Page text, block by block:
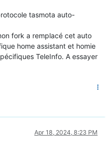
tasmota auto-
fork a remplacé cet auto
home assistant et homie
TeleInfo. A essayer
Apr 18, 2024, 8:23 PM